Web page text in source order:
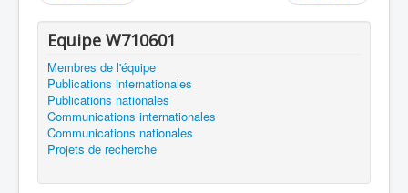
Equipe W710601
Membres de l'équipe
Publications internationales
Publications nationales
Communications internationales
Communications nationales
Projets de recherche